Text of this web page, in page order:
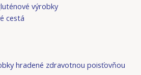
výrobky
cestá
hradené zdravotnou poisťovňou